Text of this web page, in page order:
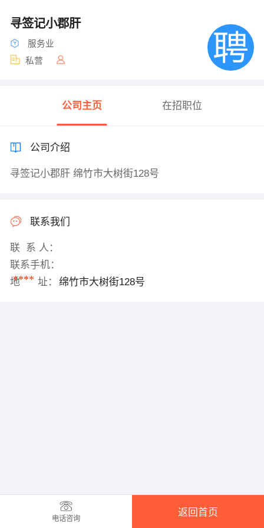
寻签记小郡肝
服务业
私营
公司主页 在招职位
公司介绍
寻签记小郡肝 绵竹市大树街128号
联系我们
联 系 人：
联系手机：
****
地 址： 绵竹市大树街128号
电话咨询
返回首页